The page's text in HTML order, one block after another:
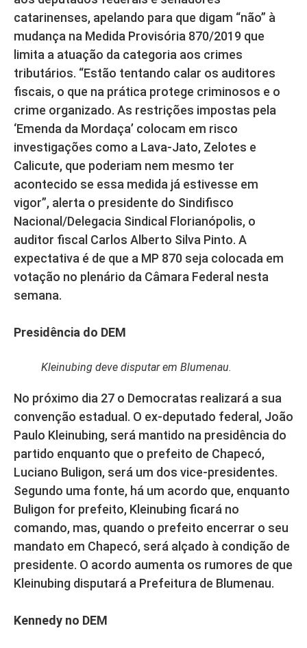
catarinenses, apelando para que digam “não” à
mudança na Medida Provisória 870/2019 que
limita a atuação da categoria aos crimes
tributários. “Estão tentando calar os auditores
fiscais, o que na prática protege criminosos e o
crime organizado. As restrições impostas pela
‘Emenda da Mordaça’ colocam em risco
investigações como a Lava-Jato, Zelotes e
Calicute, que poderiam nem mesmo ter
acontecido se essa medida já estivesse em
vigor”, alerta o presidente do Sindifisco
Nacional/Delegacia Sindical Florianópolis, o
auditor fiscal Carlos Alberto Silva Pinto. A
expectativa é de que a MP 870 seja colocada em
votação no plenário da Câmara Federal nesta
semana.
Presidência do DEM
Kleinubing deve disputar em Blumenau.
No próximo dia 27 o Democratas realizará a sua
convenção estadual. O ex-deputado federal, João
Paulo Kleinubing, será mantido na presidência do
partido enquanto que o prefeito de Chapecó,
Luciano Buligon, será um dos vice-presidentes.
Segundo uma fonte, há um acordo que, enquanto
Buligon for prefeito, Kleinubing ficará no
comando, mas, quando o prefeito encerrar o seu
mandato em Chapecó, será alçado à condição de
presidente. O acordo aumenta os rumores de que
Kleinubing disputará a Prefeitura de Blumenau.
Kennedy no DEM